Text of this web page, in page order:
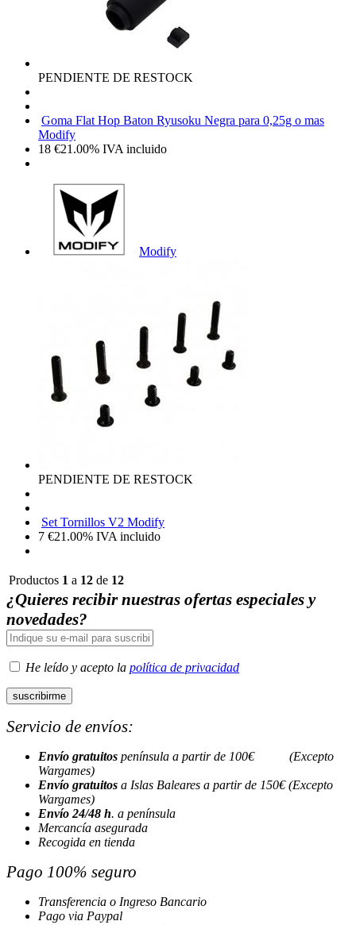
PENDIENTE DE RESTOCK
Goma Flat Hop Baton Ryusoku Negra para 0,25g o mas
Modify
18 €21.00% IVA incluido
Modify
PENDIENTE DE RESTOCK
Set Tornillos V2 Modify
7 €21.00% IVA incluido
Productos 1 a 12 de 12
¿Quieres recibir nuestras ofertas especiales y
novedades?
He leído y acepto la política de privacidad
Servicio de envíos:
Envío gratuitos península a partir de 100€ (Excepto
Wargames)
Envío gratuitos a Islas Baleares a partir de 150€ (Excepto
Wargames)
Envío 24/48 h. a península
Mercancía asegurada
Recogida en tienda
Pago 100% seguro
Transferencia o Ingreso Bancario
Pago via Paypal